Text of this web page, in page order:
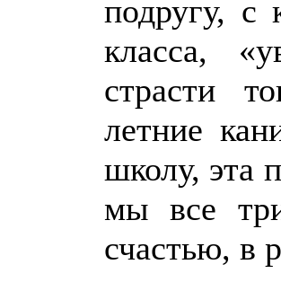
подругу, с
класса,
страсти
летние
школу, эта
мы все
счастью, в